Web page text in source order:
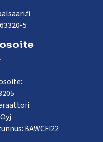
5
BAWCFI22